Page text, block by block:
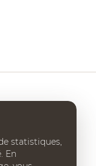
statistiques,
En